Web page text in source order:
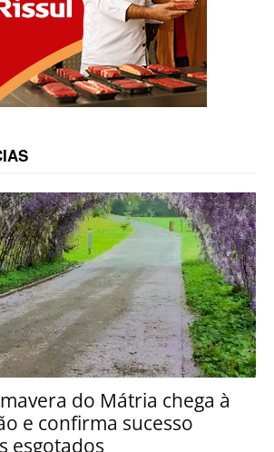
do Mátria chega à
e confirma sucesso
esgotados